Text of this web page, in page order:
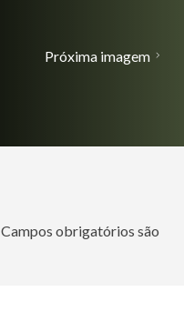
Próxima imagem
Campos obrigatórios são